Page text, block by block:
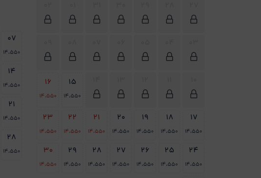
15
14،550
16
14،550
17
14،550
18
14،550
19
14،550
20
14،550
21
14،550
22
14،550
23
14،550
24
14،550
25
14،550
26
14،550
27
14،550
28
14،550
29
14،550
30
14،550
07
14،550
14
14،550
21
14،550
28
14،550